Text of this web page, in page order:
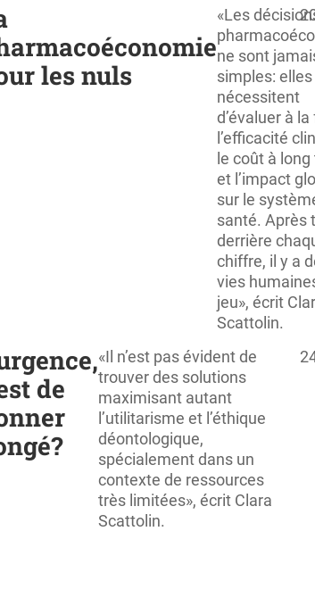
les nuls
«Les
ne sont
simples: elles
nécessitent
d’évaluer à
l’efficacité
le coût à
et l’impact
sur le
santé. Après
derrière
chiffre, il y a
vies
jeu», écrit
Scattolin.
de
«Il n’est pas évident de
trouver des solutions
maximisant autant
l’utilitarisme et l’éthique
déontologique,
spécialement dans un
contexte de ressources
très limitées», écrit Clara
Scattolin.